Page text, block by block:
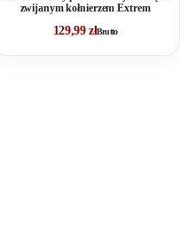
zwijanym kołnierzem Extrem
129,99 złBrutto